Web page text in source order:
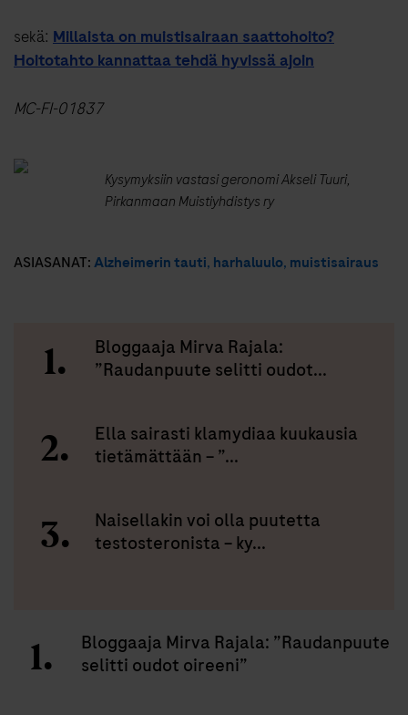
sekä: Millaista on muistisairaan saattohoito?
Hoitotahto kannattaa tehdä hyvissä ajoin
MC-FI-01837
Kysymyksiin vastasi geronomi Akseli Tuuri,
Pirkanmaan Muistiyhdistys ry
ASIASANAT:Alzheimerin tauti, harhaluulo, muistisairaus
Bloggaaja Mirva Rajala:
”Raudanpuute selitti oudot...
Ella sairasti klamydiaa kuukausia
tietämättään – ”...
Naisellakin voi olla puutetta
testosteronista – ky...
Bloggaaja Mirva Rajala: ”Raudanpuute
selitti oudot oireeni”